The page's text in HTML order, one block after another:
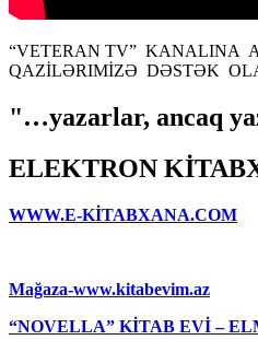
“VETERAN TV” KANALINA
QAZİLƏRIMİZƏ DƏSTƏK
"…yazarlar, ancaq
ELEKTRON
WWW.E-KİTABXANA.COM
Mağaza-www.kitabevim.az
“NOVELLA” KİTAB EVİ –